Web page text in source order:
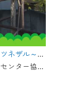
おうちで猿ジョイどうぶつえん～ワオキツネザル～（2024年10月16日初回放送）
世界屈指のサル類動物園・日本モンキーセンター協力の親子で学べる動物番組。